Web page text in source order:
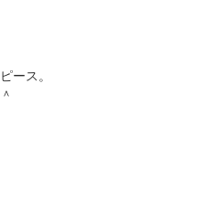
ース。